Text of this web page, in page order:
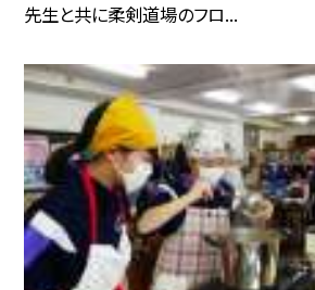
先生と共に柔剣道場のフロ...